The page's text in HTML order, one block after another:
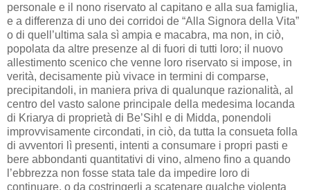
personale e il nono riservato al capitano e alla sua famiglia,
e a differenza di uno dei corridoi de “Alla Signora della Vita”
o di quell’ultima sala sì ampia e macabra, ma non, in ciò,
popolata da altre presenze al di fuori di tutti loro; il nuovo
allestimento scenico che venne loro riservato si impose, in
verità, decisamente più vivace in termini di comparse,
precipitandoli, in maniera priva di qualunque razionalità, al
centro del vasto salone principale della medesima locanda
di Kriarya di proprietà di Be’Sihl e di Midda, ponendoli
improvvisamente circondati, in ciò, da tutta la consueta folla
di avventori lì presenti, intenti a consumare i propri pasti e
bere abbondanti quantitativi di vino, almeno fino a quando
l’ebbrezza non fosse stata tale da impedire loro di
continuare, o da costringerli a scatenare qualche violenta